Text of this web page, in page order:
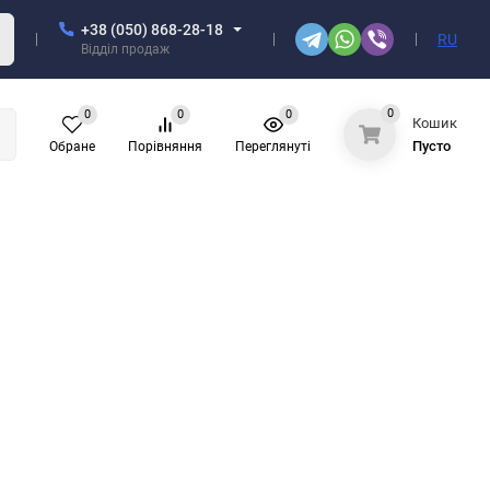
+38 (050) 868-28-18
Відділ продаж
RU
Обране
0
Порівняння
0
Переглянуті
0 0
Кошик
Пусто